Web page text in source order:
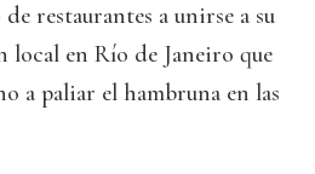
restaurantes a unirse a su
en Río de Janeiro que
a paliar el hambruna en las